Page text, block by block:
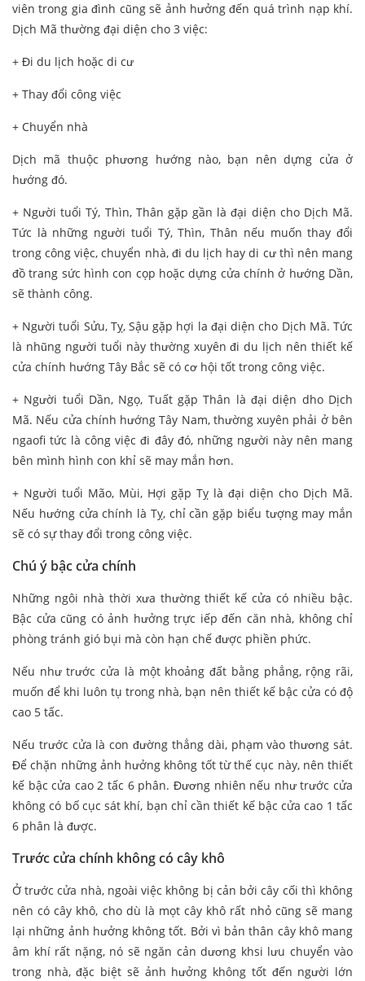
viên trong gia đình cũng sẽ ảnh hưởng đến quá trình nạp khí.
Dịch Mã thường đại diện cho 3 việc:
+ Đi du lịch hoặc di cư
+ Thay đổi công việc
+ Chuyển nhà
Dịch mã thuộc phương hướng nào, bạn nên dựng cửa ở
hướng đó.
+ Người tuổi Tý, Thìn, Thân gặp gần là đại diện cho Dịch Mã.
Tức là những người tuổi Tý, Thìn, Thân nếu muốn thay đổi
trong công việc, chuyển nhà, đi du lịch hay di cư thì nên mang
đồ trang sức hình con cọp hoặc dựng cửa chính ở hướng Dần,
sẽ thành công.
+ Người tuổi Sửu, Tỵ, Sậu gặp hợi la đại diện cho Dịch Mã. Tức
là nhũng người tuổi này thường xuyên đi du lịch nên thiết kế
cửa chính hướng Tây Bắc sẽ có cơ hội tốt trong công việc.
+ Người tuổi Dần, Ngọ, Tuất gặp Thân là đại diện dho Dịch
Mã. Nếu cửa chính hướng Tây Nam, thường xuyên phải ở bên
ngaofi tức là công việc đi đây đó, những người này nên mang
bên mình hình con khỉ sẽ may mắn hơn.
+ Người tuổi Mão, Mùi, Hợi gặp Tỵ là đại diện cho Dịch Mã.
Nếu hướng cửa chính là Tỵ, chỉ cần gặp biểu tượng may mắn
sẽ có sự thay đổi trong công việc.
Chú ý bậc cửa chính
Những ngôi nhà thời xưa thường thiết kế cửa có nhiều bậc.
Bậc cửa cũng có ảnh hưởng trực iếp đến căn nhà, không chỉ
phòng tránh gió bụi mà còn hạn chế được phiền phức.
Nếu như trước cửa là một khoảng đất bằng phẳng, rộng rãi,
muốn để khi luôn tụ trong nhà, bạn nên thiết kế bậc cửa có độ
cao 5 tấc.
Nếu trước cửa là con đường thẳng dài, phạm vào thương sát.
Để chặn những ảnh hưởng không tốt từ thế cục này, nên thiết
kế bậc cửa cao 2 tấc 6 phân. Đương nhiên nếu như trước cửa
không có bố cục sát khí, bạn chỉ cần thiết kế bậc cửa cao 1 tấc
6 phân là được.
Trước cửa chính không có cây khô
Ở trước cửa nhà, ngoài việc không bị cản bởi cây cối thì không
nên có cây khô, cho dù là mọt cây khô rất nhỏ cũng sẽ mang
lại những ảnh hưởng không tốt. Bởi vì bản thân cây khô mang
âm khí rất nặng, nó sẽ ngăn cản dương khsi lưu chuyển vào
trong nhà, đặc biệt sẽ ảnh hưởng không tốt đến người lớn